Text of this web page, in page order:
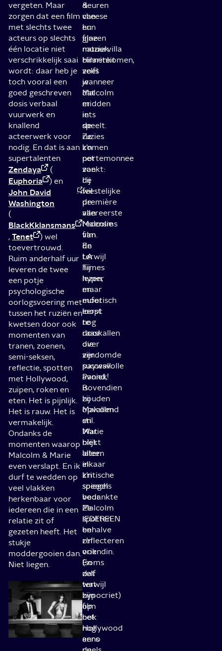
vergeten. Maar
zorgen dat een film
met slechts twee
acteurs op slechts
één locatie niet
verschrikkelijk saai
wordt: daar heb je
toch vooral een
goed geschreven
dosis verbaal
vuurwerk en
knallend
acteerwerk voor
nodig. En dat is aan
supertalenten
Zendaya (
Euphoria ) en
John David
Washington
(
BlackKklansmans
,Tenet
) wel
toevertrouwd.
Ruim anderhalf uur
leveren de twee
een potje
psychologische
oorlogsvoering met
tussen het ruziën en
kwetsen door ook
momenten van
tranen, zoenen,
semi-seksen,
reflectie, spotten
met Hollywood,
zuipen, roken en
eten. Het is pijnlijk.
Het is rauw. Het is
vermakelijk.
Ondanks de
momenten waarop
Malcolm & Marie
even verslapt. En ik
durf te wedden op
veel vlakken
herkenbaar voor
iedereen die in een
relatie zit of
gezeten heeft. Het
stukje
moddergooien dan.
Niet liegen.
deuren
van
hun
glazen
natuurvilla
binnenkomen,
voel
je
dat
er
iets
speelt.
Ze
komen
net
van
de
feestelijke
première
van
Malcolms
film.
En
terwijl
hij
hyper
en
euforisch
loopt
te
raaskallen
over
zijn
succesvolle
avond,
is
zij
opvallend
stil.
Wat
blijkt
later:
in
z’n
speech
bedankte
Malcolm
IEDEREEN
behalve
z’n
vriendin.
En
dat
terwijl
zijn
film
ook
nog
eens
&
cheese
en
fijne
muziek.
Hilariteit
zelfs
wanneer
Malcolm
midden
in
de
ruzies
z’n
portemonnee
zoekt:
hij
wil
de
allereerste
recensie
van
de
LA
Times
lezen,
maar
moet
eerst
nog
door
die
verdomde
paywall.
Paniek!
Bovendien
houden
Malcolm
en
Marie
niet
alleen
elkaar
kritische
spiegels
voor.
Ze
spotten
en
reflecteren
ook
(soms
zelf
wat
hypocriet)
op
het
Hollywood
anno